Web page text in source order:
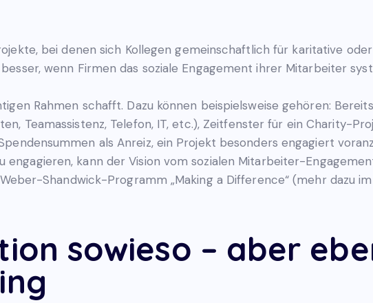
bei denen sich Kollegen gemeinschaftlich für karitative
wenn Firmen das soziale Engagement ihrer Mitarbeiter
Rahmen schafft. Dazu können beispielsweise gehören:
Teamassistenz, Telefon, IT, etc.), Zeitfenster für ein Charity-
als Anreiz, ein Projekt besonders engagiert
kann der Vision vom sozialen Mitarbeiter-
Shandwick-Programm „Making a Difference“ (mehr dazu
sowieso – aber